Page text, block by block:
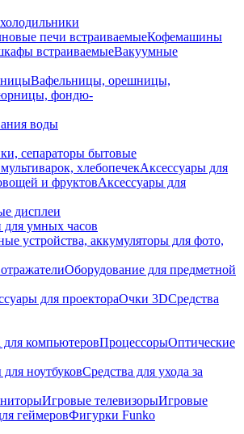
печи встраиваемыеКофемашины
встраиваемыеВакуумные
Вафельницы, орешницы,
фондю-
воды
сепараторы бытовые
хлебопечекАксессуары для
и фруктовАксессуары для
дисплеи
для умных часов
устройства, аккумуляторы для фото,
Оборудование для предметной
для проектораОчки 3DСредства
для компьютеровПроцессорыОптические
ноутбуковСредства для ухода за
Игровые телевизорыИгровые
геймеровФигурки Funko